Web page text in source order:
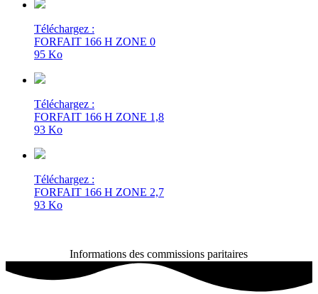
Téléchargez :
FORFAIT 166 H ZONE 0
95 Ko
Téléchargez :
FORFAIT 166 H ZONE 1,8
93 Ko
Téléchargez :
FORFAIT 166 H ZONE 2,7
93 Ko
Informations des commissions paritaires